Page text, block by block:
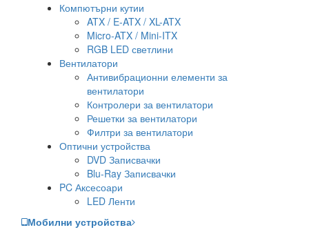
Компютърни кутии
ATX / E-ATX / XL-ATX
Micro-ATX / Mini-ITX
RGB LED светлини
Вентилатори
Антивибрационни елементи за
вентилатори
Контролери за вентилатори
Решетки за вентилатори
Филтри за вентилатори
Оптични устройства
DVD Записвачки
Blu-Ray Записвачки
PC Аксесоари
LED Ленти
Мобилни устройства